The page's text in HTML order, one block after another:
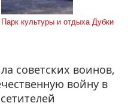
Парк культуры и отдыха Дубки
советских воинов,
войну в